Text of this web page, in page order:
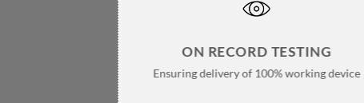
ON RECORD TESTING
Ensuring delivery of 100% working device